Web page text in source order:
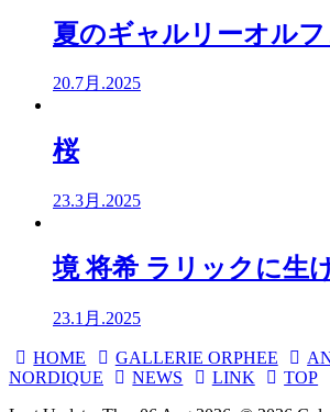
夏のギャルリーオル
20.7月.2025
桜
23.3月.2025
境 将希 ラリックに生
23.1月.2025
HOME GALLERIE ORPHEE
NORDIQUE
NEWS LINK
TOP